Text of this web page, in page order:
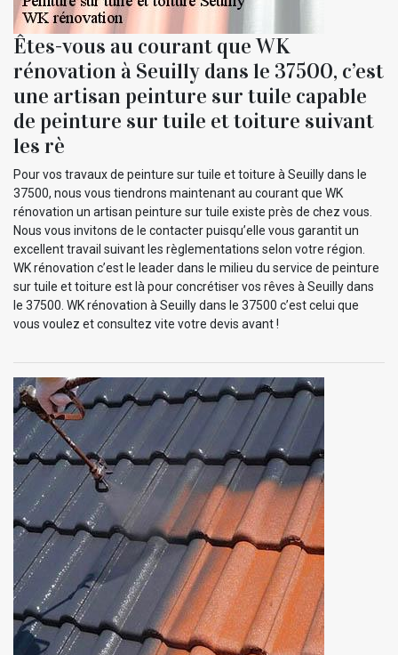
Êtes-vous au courant que WK
rénovation à Seuilly dans le 37500, c’est
une artisan peinture sur tuile capable
de peinture sur tuile et toiture suivant
les rè
Pour vos travaux de peinture sur tuile et toiture à Seuilly dans le
37500, nous vous tiendrons maintenant au courant que WK
rénovation un artisan peinture sur tuile existe près de chez vous.
Nous vous invitons de le contacter puisqu’elle vous garantit un
excellent travail suivant les règlementations selon votre région.
WK rénovation c’est le leader dans le milieu du service de peinture
sur tuile et toiture est là pour concrétiser vos rêves à Seuilly dans
le 37500. WK rénovation à Seuilly dans le 37500 c’est celui que
vous voulez et consultez vite votre devis avant !